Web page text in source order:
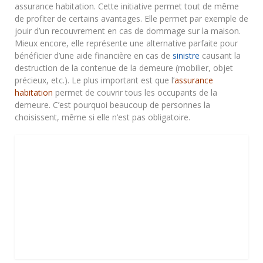
assurance habitation. Cette initiative permet tout de même
de profiter de certains avantages. Elle permet par exemple de
jouir d’un recouvrement en cas de dommage sur la maison.
Mieux encore, elle représente une alternative parfaite pour
bénéficier d’une aide financière en cas de sinistre causant la
destruction de la contenue de la demeure (mobilier, objet
précieux, etc.). Le plus important est que l’assurance
habitation permet de couvrir tous les occupants de la
demeure. C’est pourquoi beaucoup de personnes la
choisissent, même si elle n’est pas obligatoire.